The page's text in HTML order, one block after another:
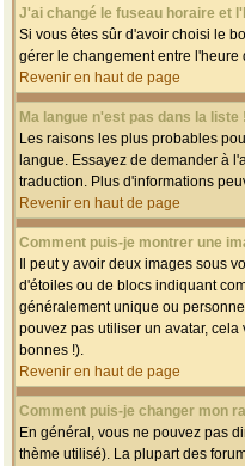
J'ai changé le fuseau horaire et
Si vous êtes sûr d'avoir choisi le
gérer le changement entre
Revenir en haut de page
Ma langue n'est pas dans la liste !
Les raisons les plus probables
langue. Essayez de demander à
traduction. Plus d'informations
Revenir en haut de page
Comment puis-je montrer une
Il peut y avoir deux images sous
d'étoiles ou de blocs indiquant
généralement unique ou
pouvez pas utiliser un avatar,
bonnes !).
Revenir en haut de page
Comment puis-je changer mon
En général, vous ne pouvez pas
thème utilisé). La plupart des